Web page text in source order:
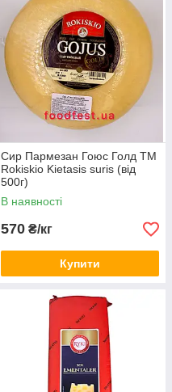
Сир Пармезан Гоюс Голд ТМ
Rokiskio Kietasis suris (від
500г)
В наявності
570 ₴/кг
Купити